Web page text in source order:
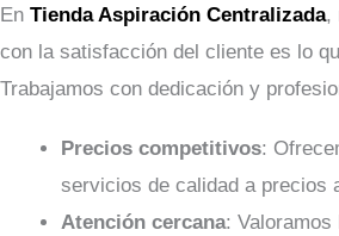
En Tienda Aspiración Centralizada,
con la satisfacción del cliente es lo
Trabajamos con dedicación y
Precios competitivos:
servicios de calidad a precios
Atención cercana: Valoramos